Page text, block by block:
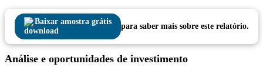
Baixar amostra grátis
para saber mais sobre este relatório.
Análise e oportunidades de investimento